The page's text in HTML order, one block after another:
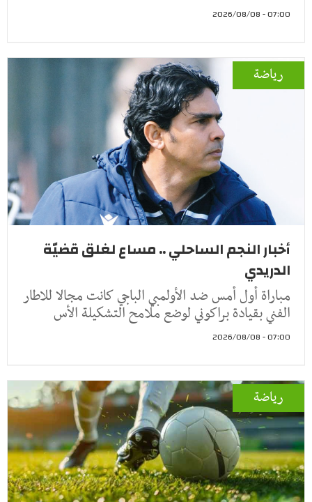
07:00 - 2026/08/08
رياضة
أخبار النجم الساحلي .. مساع لغلق قضيّة
الدريدي
مباراة أول أمس ضد الأولمبي الباجي كانت مجالا للاطار
الفني بقيادة براكوني لوضع ملامح التشكيلة الأس
07:00 - 2026/08/08
رياضة